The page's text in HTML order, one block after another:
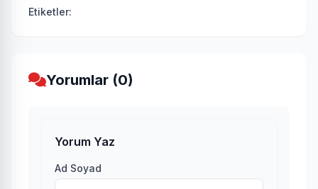
Etiketler:
Yorumlar (0)
Yorum Yaz
Ad Soyad